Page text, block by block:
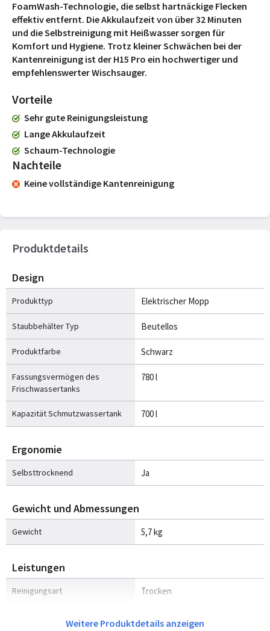
FoamWash-Technologie, die selbst hartnäckige Flecken
effektiv entfernt. Die Akkulaufzeit von über 32 Minuten
und die Selbstreinigung mit Heißwasser sorgen für
Komfort und Hygiene. Trotz kleiner Schwächen bei der
Kantenreinigung ist der H15 Pro ein hochwertiger und
empfehlenswerter Wischsauger.
Vorteile
Sehr gute Reinigungsleistung
Lange Akkulaufzeit
Schaum-Technologie
Nachteile
Keine vollständige Kantenreinigung
Produktdetails
Design
Produkttyp Elektrischer Mopp
Staubbehälter Typ Beutellos
Produktfarbe Schwarz
Fassungsvermögen des
Frischwassertanks
780 l
Kapazität Schmutzwassertank 700 l
Ergonomie
Selbsttrocknend Ja
Gewicht und Abmessungen
Gewicht 5,7 kg
Leistungen
Reinigungsart Trocken
Weitere Produktdetails anzeigen